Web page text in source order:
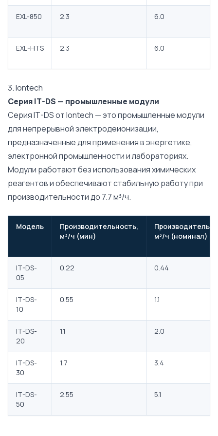
EXL-850 2.3 6.0
EXL-HTS 2.3 6.0
3. Iontech
Серия IT-DS — промышленные модули
Серия IT-DS от Iontech — это промышленные модули
для непрерывной электродеионизации,
предназначенные для применения в энергетике,
электронной промышленности и лабораториях.
Модули работают без использования химических
реагентов и обеспечивают стабильную работу при
производительности до 7.7 м³/ч.
Модель
Производительность,
м³/ч (мин)
м³/ч (номинал)
IT-DS-
05
0.22 0.44
IT-DS-
10
0.55 1.1
IT-DS-
20
1.1 2.0
IT-DS-
30
1.7 3.4
IT-DS-
50
2.55 5.1